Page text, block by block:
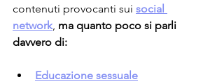
contenuti provocanti sui social
network, ma quanto poco si parli
davvero di:
Educazione sessuale